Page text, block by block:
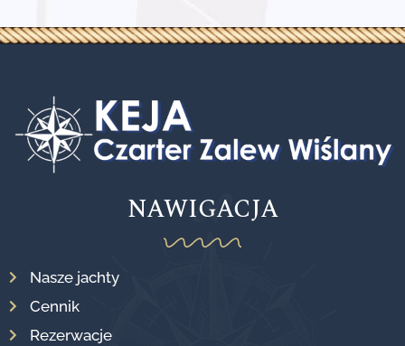
NAWIGACJA
Nasze jachty
Cennik
Rezerwacje